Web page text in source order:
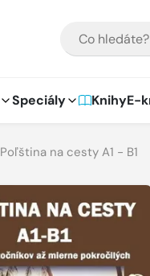
Speciály KnihyE-
Poľština na cesty A1 - B1